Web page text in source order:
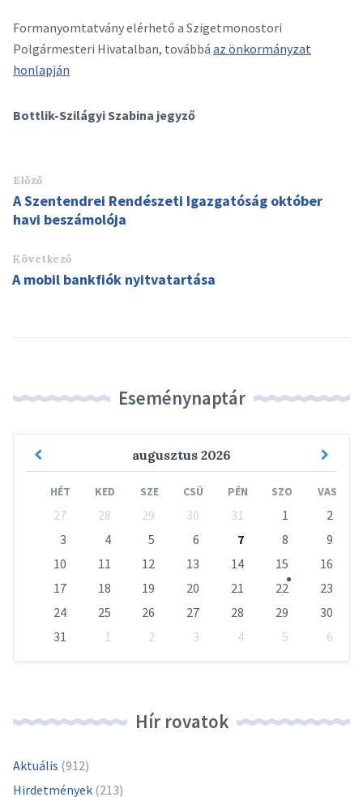
Formanyomtatvány elérhető a Szigetmonostori
Polgármesteri Hivatalban, továbbá az önkormányzat
honlapján
Bottlik-Szilágyi Szabina jegyző
Előző
A Szentendrei Rendészeti Igazgatóság október
havi beszámolója
Következő
A mobil bankfiók nyitvatartása
Eseménynaptár
augusztus 2026
Previous
HÉT KED SZE CSÜ PÉN SZO VAS
calendar
27 28 29 30 31 1
2
3
4 5 6 7 8
9
10
11 12 13 14 15
16
17
18 19 20 21 22
23
24
25 26 27 28 29
30
31
1 2 3 4 5
6
Hír rovatok
Aktuális (912)
Hirdetmények (213)